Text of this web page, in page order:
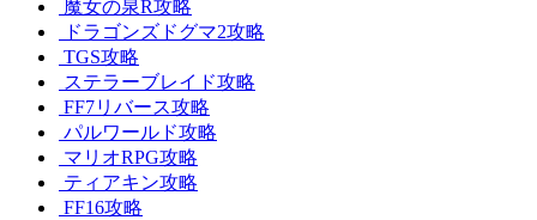
魔女の泉R攻略
ドラゴンズドグマ2攻略
TGS攻略
ステラーブレイド攻略
FF7リバース攻略
パルワールド攻略
マリオRPG攻略
ティアキン攻略
FF16攻略